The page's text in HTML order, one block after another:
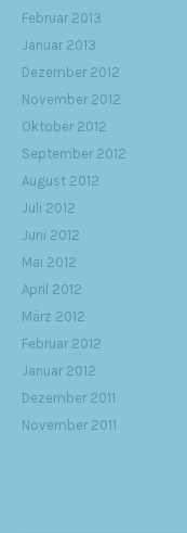
Februar 2013
Januar 2013
Dezember 2012
November 2012
Oktober 2012
September 2012
August 2012
Juli 2012
Juni 2012
Mai 2012
April 2012
März 2012
Februar 2012
Januar 2012
Dezember 2011
November 2011